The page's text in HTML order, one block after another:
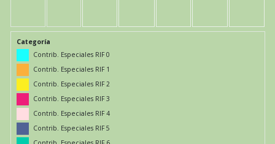
Categoría
Contrib. Especiales RIF 0
Contrib. Especiales RIF 1
Contrib. Especiales RIF 2
Contrib. Especiales RIF 3
Contrib. Especiales RIF 4
Contrib. Especiales RIF 5